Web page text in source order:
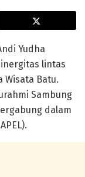
Yudha
lintas
Wisata Batu.
Sambung
dalam